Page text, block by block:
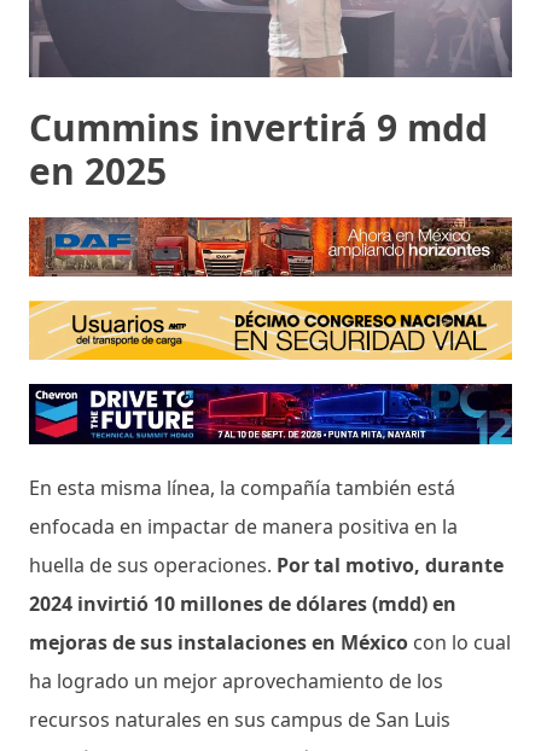
Cummins invertirá 9 mdd
en 2025
En esta misma línea, la compañía también está
enfocada en impactar de manera positiva en la
huella de sus operaciones. Por tal motivo, durante
2024 invirtió 10 millones de dólares (mdd) en
mejoras de sus instalaciones en México con lo cual
ha logrado un mejor aprovechamiento de los
recursos naturales en sus campus de San Luis